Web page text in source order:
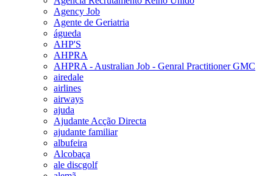
Agency Job
Agente de Geriatria
águeda
AHP'S
AHPRA
AHPRA - Australian Job - Genral Practitioner GMC
airedale
airlines
airways
ajuda
Ajudante Acção Directa
ajudante familiar
albufeira
Alcobaça
ale discgolf